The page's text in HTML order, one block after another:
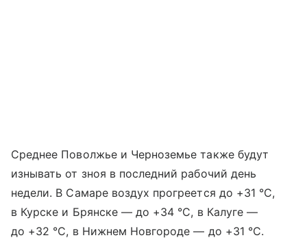
Среднее Поволжье и Черноземье также будут
изнывать от зноя в последний рабочий день
недели. В Самаре воздух прогреется до +31 °С,
в Курске и Брянске — до +34 °С, в Калуге —
до +32 °С, в Нижнем Новгороде — до +31 °С.